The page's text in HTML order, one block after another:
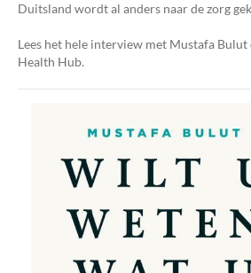
Duitsland wordt al anders naar de zorg
Lees het hele interview met Mustafa Bulut
Health Hub.